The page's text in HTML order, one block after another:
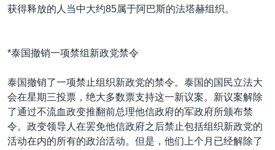
获得释放的人当中大约85属于阿巴斯的法塔赫组织。
*泰国撤销一项禁组新政党禁令
泰国撤销了一项禁止组织新政党的禁令。泰国的国民立法大
会在星期三投票，绝大多数票支持这一新议案。新议案解除
了通过不流血政变推翻前总理他信政府的军政府所颁布禁
令。政变领导人在罢免他信政府之后禁止包括组织新政党的
活动在内的所有的政治活动。但是，他们上个月已经解除了